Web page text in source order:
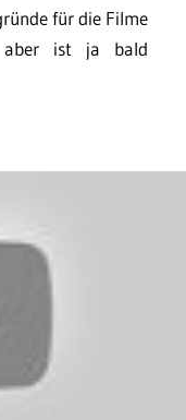
für die Filme
aber ist ja bald